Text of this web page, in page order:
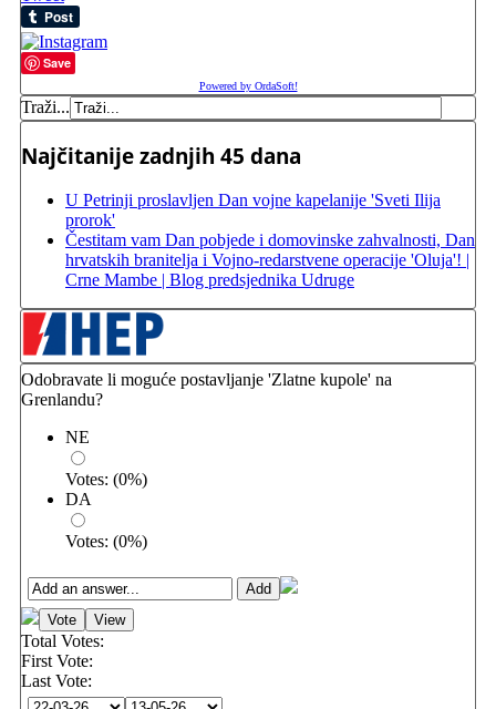
Save
Powered by OrdaSoft!
Traži...
Najčitanije zadnjih 45 dana
U Petrinji proslavljen Dan vojne kapelanije 'Sveti Ilija
prorok'
Čestitam vam Dan pobjede i domovinske zahvalnosti, Dan
hrvatskih branitelja i Vojno-redarstvene operacije 'Oluja'! |
Crne Mambe | Blog predsjednika Udruge
Odobravate li moguće postavljanje 'Zlatne kupole' na
Grenlandu?
NE
Votes: (0%)
DA
Votes: (0%)
Total Votes:
First Vote:
Last Vote: